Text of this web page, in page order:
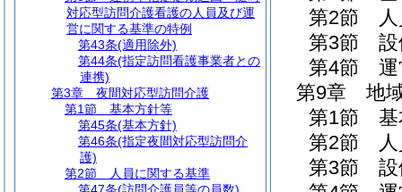
第2節
第3節
第4節
第9章
地
第1節
第2節
第3節
対応型訪問介護看護の人員及び運
営に関する基準の特例
第43条(適用除外)
第44条(指定訪問看護事業者との
連携)
第3章
夜間対応型訪問介護
第1節
基本方針等
第45条(基本方針)
第46条(指定夜間対応型訪問介
護)
第2節
人員に関する基準